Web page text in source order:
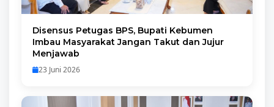
Disensus Petugas BPS, Bupati Kebumen
Imbau Masyarakat Jangan Takut dan Jujur
Menjawab
23 Juni 2026